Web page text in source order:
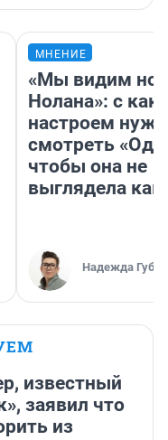
МНЕНИЕ
«Мы видим
Нолана»: с
настроем
смотреть
чтобы она не
выглядела как
Надежда
известный
заявил что
из